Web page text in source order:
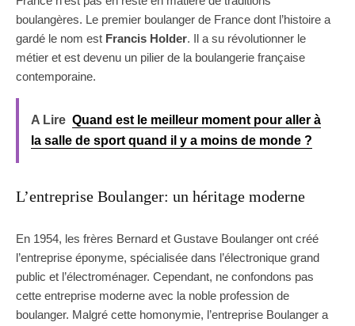
boulangères. Le premier boulanger de France dont l’histoire a
gardé le nom est Francis Holder. Il a su révolutionner le
métier et est devenu un pilier de la boulangerie française
contemporaine.
A Lire Quand est le meilleur moment pour aller à
la salle de sport quand il y a moins de monde ?
L’entreprise Boulanger: un héritage moderne
En 1954, les frères Bernard et Gustave Boulanger ont créé
l’entreprise éponyme, spécialisée dans l’électronique grand
public et l’électroménager. Cependant, ne confondons pas
cette entreprise moderne avec la noble profession de
boulanger. Malgré cette homonymie, l’entreprise Boulanger a